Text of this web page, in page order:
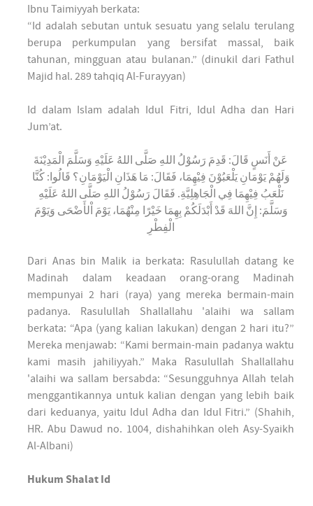
Ibnu Taimiyyah berkata:
“Id adalah sebutan untuk sesuatu yang selalu terulang
berupa perkumpulan yang bersifat massal, baik
tahunan, mingguan atau bulanan.” (dinukil dari Fathul
Majid hal. 289 tahqiq Al-Furayyan)
Id dalam Islam adalah Idul Fitri, Idul Adha dan Hari
Jum’at.
عَنْ أَنَسٍ قَالَ: قَدِمَ رَسُوْلُ اللهِ صَلَّى اللهُ عَلَيْهِ وَسَلَّمَ الْمَدِيْنَةَ
وَلَهُمْ يَوْمَانِ يَلْعَبُوْنَ فِيْهِمَا، فَقَالَ: مَا هَذَانِ الْيَوْمَانِ؟ قَالُوا: كُنَّا
نَلْعَبُ فِيْهِمَا فِي الْجَاهِلِيَّةِ. فَقَالَ رَسُوْلُ اللهِ صَلَّى اللهُ عَلَيْهِ
وَسَلَّمَ: إِنَّ اللهَ قَدْ أَبْدَلَكُمْ بِهِمَا خَيْرًا مِنْهُمَا، يَوْمَ اْلأَضْحَى وَيَوْمَ
الْفِطْرِ
Dari Anas bin Malik ia berkata: Rasulullah datang ke
Madinah dalam keadaan orang-orang Madinah
mempunyai 2 hari (raya) yang mereka bermain-main
padanya. Rasulullah Shallallahu 'alaihi wa sallam
berkata: “Apa (yang kalian lakukan) dengan 2 hari itu?”
Mereka menjawab: “Kami bermain-main padanya waktu
kami masih jahiliyyah.” Maka Rasulullah Shallallahu
'alaihi wa sallam bersabda: “Sesungguhnya Allah telah
menggantikannya untuk kalian dengan yang lebih baik
dari keduanya, yaitu Idul Adha dan Idul Fitri.” (Shahih,
HR. Abu Dawud no. 1004, dishahihkan oleh Asy-Syaikh
Al-Albani)
Hukum Shalat Id